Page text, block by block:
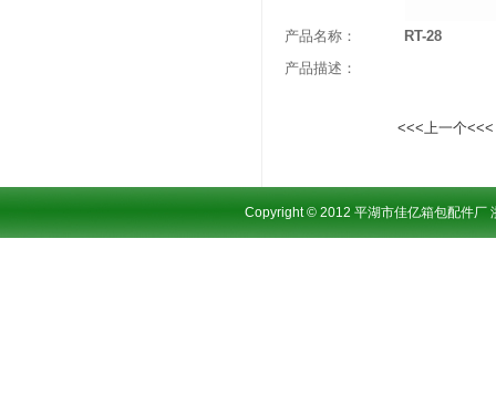
产品名称：
RT-28
产品描述：
<<<上一个<<<
Copyright © 2012 平湖市佳亿箱包配件厂